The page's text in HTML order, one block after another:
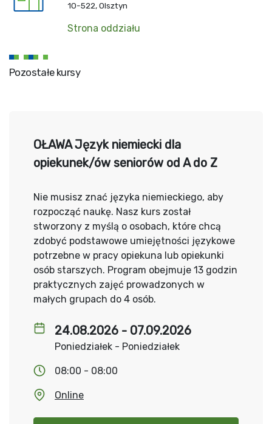
10-522, Olsztyn
Strona oddziału
Pozostałe kursy
24.08.2026 - 07.09.2026
Poniedziałek - Poniedziałek
08:00 - 08:00
Online
OŁAWA Język niemiecki dla
opiekunek/ów seniorów od A do Z
Nie musisz znać języka niemieckiego, aby
rozpocząć naukę. Nasz kurs został
stworzony z myślą o osobach, które chcą
zdobyć podstawowe umiejętności językowe
potrzebne w pracy opiekuna lub opiekunki
osób starszych. Program obejmuje 13 godzin
praktycznych zajęć prowadzonych w
małych grupach do 4 osób.